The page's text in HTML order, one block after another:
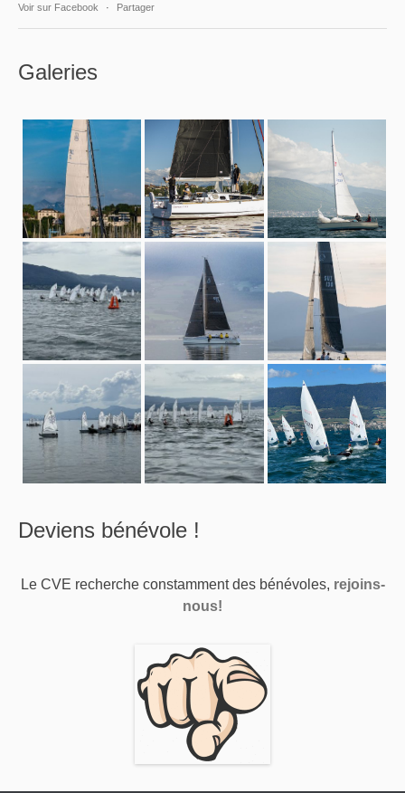
Voir sur Facebook · Partager
Galeries
Deviens bénévole !
Le CVE recherche constamment des bénévoles, rejoins-
nous!